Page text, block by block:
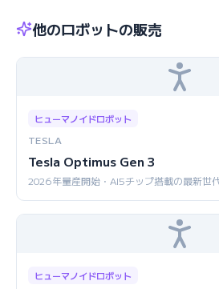
他のロボットの販売
ヒューマノイドロボット
TESLA
Tesla Optimus Gen 3
2026年量産開始・AI5チップ搭載の最新世
ヒューマノイドロボット